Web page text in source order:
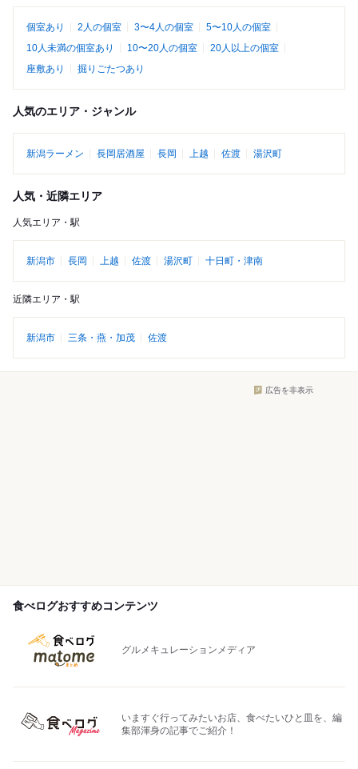
個室あり 2人の個室 3〜4人の個室
5〜10人の個室
10人未満の個室あり
10〜20人の個室
20人以上の個室
座敷あり
掘りごたつあり
人気のエリア・ジャンル
新潟ラーメン 長岡居酒屋 長岡 上越 佐渡 湯沢町
人気・近隣エリア
人気エリア・駅
新潟市 長岡 上越 佐渡 湯沢町 十日町・津南
近隣エリア・駅
新潟市 三条・燕・加茂 佐渡
広告を非表示
食べログおすすめコンテンツ
グルメキュレーションメディア
いますぐ行ってみたいお店、食べたいひと皿を、編
集部渾身の記事でご紹介！